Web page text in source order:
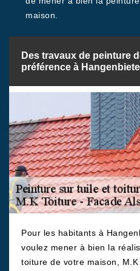
maison.
Des travaux de peinture
préférence à
Pour les habitants à
voulez mener à bien la
toiture de votre maison,